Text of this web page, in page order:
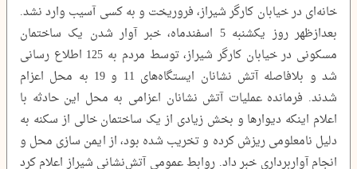
خانه‌ای در خیابان کارگر شیراز، فروریخت و به کسی آسیب وارد نشد.
بعدازظهر روز یکشنبه 5 اسفندماه، خبر آوار شدن یک ساختمان
مسکونی در خیابان کارگر شیراز، توسط مردم به 125 اطلاع رسانی
شد و بلافاصله آتش نشانان ایستگاه‌های 11 و 19 به محل اعزام
شدند. فرمانده عملیات آتش نشانان اعزامی به محل این حادثه با
اعلام اینکه دیوارها و بخش زیادی از یک ساختمان خالی از سکنه به
دلیل نامعلومی ریزش کرده و تخریب شده بود، از ایمن سازی محل و
انجام آواربرداری خبر داد. روابط عمومی آتش‌نشانی شیراز اعلام کرد